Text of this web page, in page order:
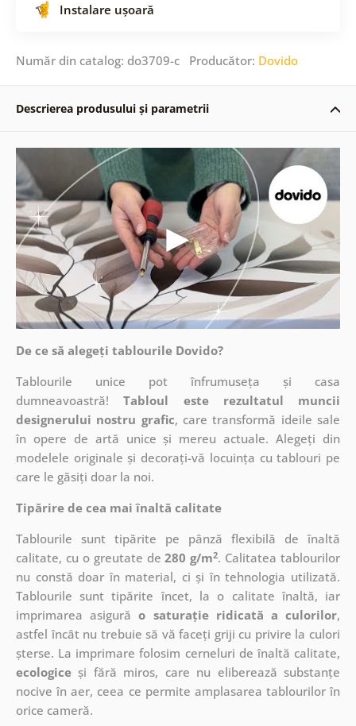
Instalare ușoară
Număr din catalog: do3709-c Producător: Dovido
Descrierea produsului și parametrii
De ce să alegeți tablourile Dovido?
Tablourile unice pot înfrumuseța și casa
dumneavoastră!Tabloul este rezultatul muncii
designerului nostru grafic, caretransformă ideile sale
în opere de artă unice și mereu actuale. Alegeți din
modelele originale și decorați-vă locuința cu tablouri pe
care le găsiți doar la noi.
Tipărire de cea mai înaltă calitate
Tablourile sunt tipărite pe pânză flexibilă de înaltă
calitate, cu o greutate de280 g/m2. Calitatea tablourilor
nu constă doar în material, ci și în tehnologia utilizată.
Tablourile sunt tipărite încet, la o calitate înaltă, iar
imprimarea asigurăo saturație ridicată a culorilor,
astfel încât nu trebuie să vă faceți griji cu privire la culori
șterse. La imprimare folosim cerneluri de înaltă calitate,
ecologiceși fără miros, care nu eliberează substanțe
nocive în aer, ceea ce permite amplasarea tablourilor în
orice cameră.